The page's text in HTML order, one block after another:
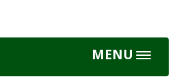
MENU
Toggle